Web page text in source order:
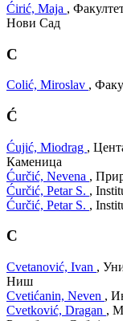
Ćirić, Maja ,
Нови Сад
C
Colić, Miroslav ,
Ć
Ćujić, Miodrag ,
Каменица
Ćurčić, Nevena ,
Ćurčić, Petar S. ,
Ćurčić, Petar S. ,
C
Cvetanović, Ivan ,
Ниш
Cvetićanin, Neven ,
Cvetković, Dragan ,